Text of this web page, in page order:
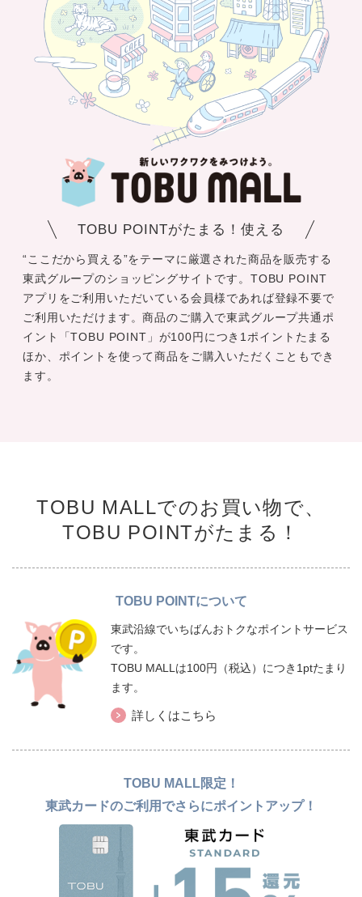
TOBU POINTがたまる！使える
“ここだから買える”をテーマに厳選された商品を販売する
東武グループのショッピングサイトです。TOBU POINT
アプリをご利用いただいている会員様であれば登録不要で
ご利用いただけます。商品のご購入で東武グループ共通ポ
イント「TOBU POINT」が100円につき1ポイントたまる
ほか、ポイントを使って商品をご購入いただくこともでき
ます。
TOBU MALLでのお買い物で、
TOBU POINTがたまる！
TOBU POINTについて
東武沿線でいちばんおトクなポイントサービス
です。
TOBU MALLは100円（税込）につき1ptたまり
ます。
詳しくはこちら
TOBU MALL限定！
東武カードのご利用でさらにポイントアップ！